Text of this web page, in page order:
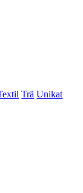
Trä Unikat